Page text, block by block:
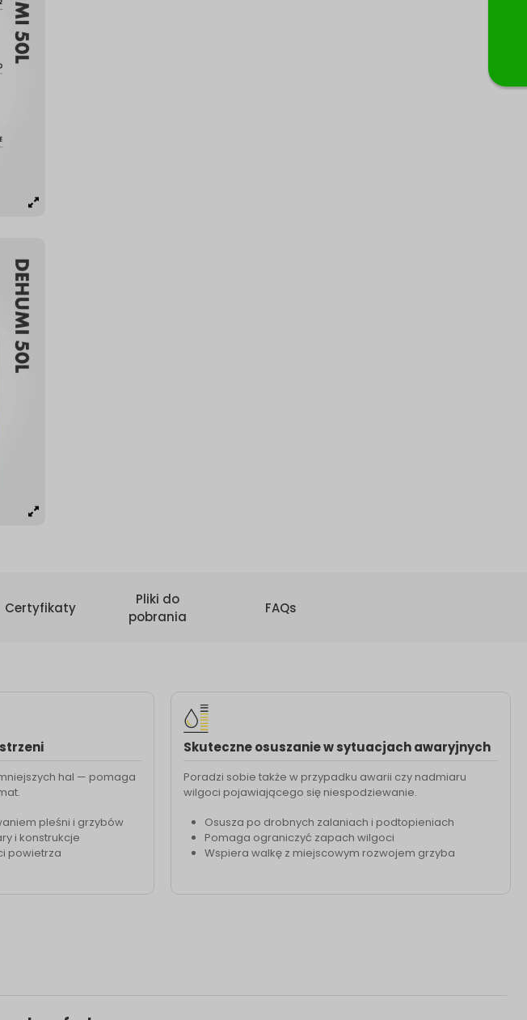
Certyfikaty
Pliki do
pobrania
FAQs
hal — pomaga
pleśni i grzybów
i konstrukcje
powietrza
Skuteczne osuszanie w sytuacjach awaryjnych
Poradzi sobie także w przypadku awarii czy nadmiaru
wilgoci pojawiającego się niespodziewanie.
Osusza po drobnych zalaniach i podtopieniach
Pomaga ograniczyć zapach wilgoci
Wspiera walkę z miejscowym rozwojem grzyba